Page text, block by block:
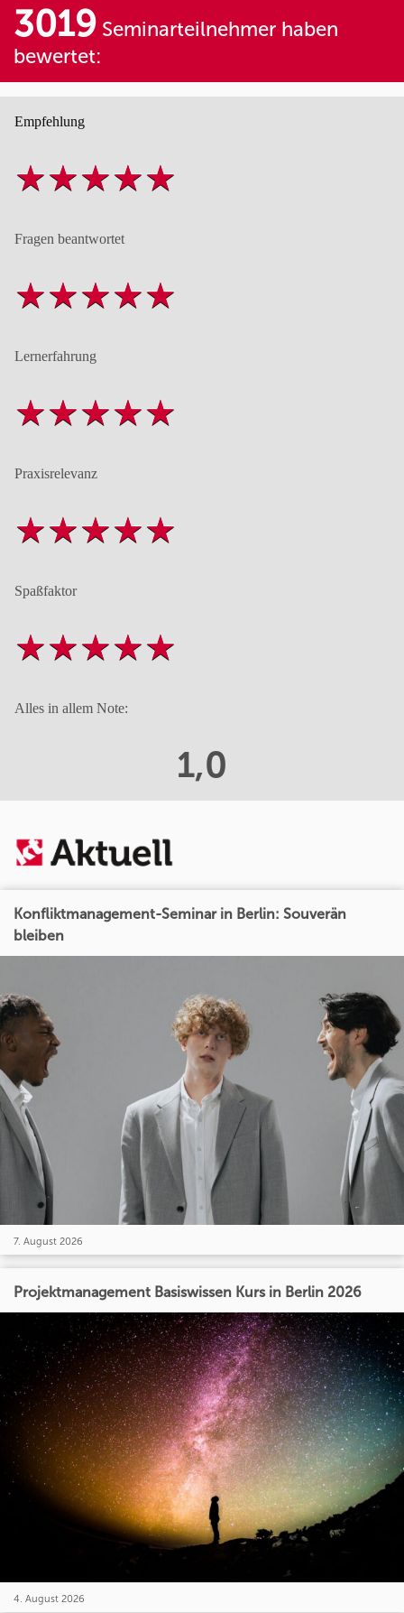
3019 Seminarteilnehmer haben
bewertet:
Empfehlung
Fragen beantwortet
Lernerfahrung
Praxisrelevanz
Spaßfaktor
Alles in allem Note:
1,0
Konfliktmanagement-Seminar in Berlin: Souverän
bleiben
7. August 2026
Projektmanagement Basiswissen Kurs in Berlin 2026
4. August 2026